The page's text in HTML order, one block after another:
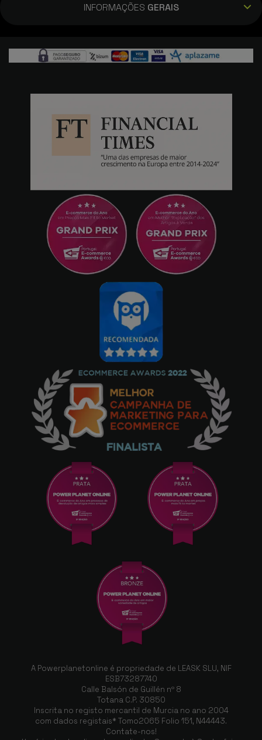
INFORMAÇÕES GERAIS
A Powerplanetonline é propriedade de LEASK SLU, NIF
ESB73287740
Calle Balsón de Guillén nº 8
Totana C.P. 30850
Inscrita no registo mercantil de Murcia no ano 2004
com dados registais* Tomo2065 Folio 151, N44443.
Contate-nos!